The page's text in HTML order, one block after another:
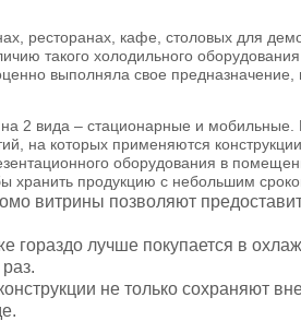
ресторанах, кафе, столовых для
такого холодильного
выполняла свое предназначение,
2 вида – стационарные и мобильные.
на которых применяются
оборудования в
хранить продукцию с небольшим
витрины позволяют
гораздо лучше покупается в
не только сохраняют